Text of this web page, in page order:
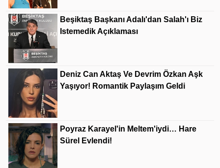
Beşiktaş Başkanı Adalı'dan Salah'ı Biz
Istemedik Açıklaması
Deniz Can Aktaş Ve Devrim Özkan Aşk
Yaşıyor! Romantik Paylaşım Geldi
Poyraz Karayel'in Meltem'iydi… Hare
Sürel Evlendi!